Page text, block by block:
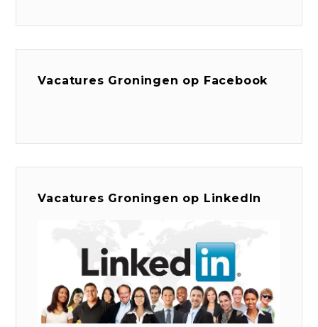
Vacatures Groningen op Facebook
Vacatures Groningen op LinkedIn